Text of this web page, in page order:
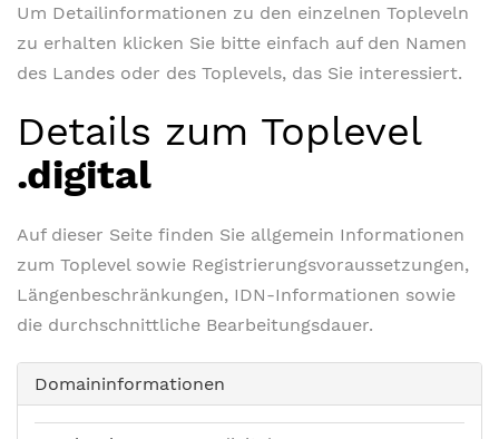
Um Detailinformationen zu den einzelnen Topleveln
zu erhalten klicken Sie bitte einfach auf den Namen
des Landes oder des Toplevels, das Sie interessiert.
Details zum Toplevel
.digital
Auf dieser Seite finden Sie allgemein Informationen
zum Toplevel sowie Registrierungsvoraussetzungen,
Längenbeschränkungen, IDN-Informationen sowie
die durchschnittliche Bearbeitungsdauer.
Domaininformationen